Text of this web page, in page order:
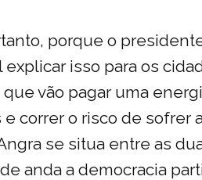
porque o
explicar isso para os
vão pagar uma
e correr o risco de sofrer
se situa entre as
anda a democracia